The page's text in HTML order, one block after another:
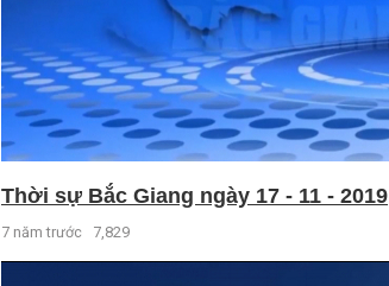
Thời sự Bắc Giang ngày 17 - 11 - 2019
7 năm trước 7,829